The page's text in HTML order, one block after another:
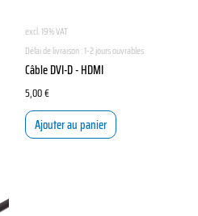
excl. 19% VAT
Délai de livraison :1-2 jours ouvrables
Câble DVI-D - HDMI
5,00€
Ajouter au panier